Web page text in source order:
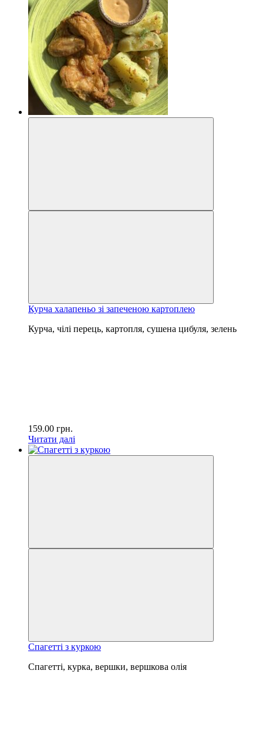
Курча халапеньо зі запеченою картоплею
Курча, чілі перець, картопля, сушена цибуля, зелень
159.00 грн.
Читати далі
Спагетті з куркою
Спагетті, курка, вершки, вершкова олія